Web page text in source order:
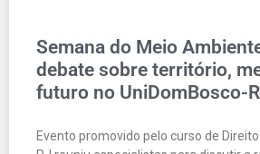
Semana do Meio
debate sobre território,
futuro no UniDomBosco-
Evento promovido pelo curso de